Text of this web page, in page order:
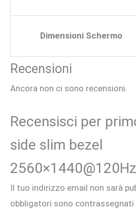
Dimensioni Schermo
Recensioni
Ancora non ci sono recensioni.
Recensisci per
side slim bezel
Il tuo indirizzo email non sarà
obbligatori sono contrassegnati